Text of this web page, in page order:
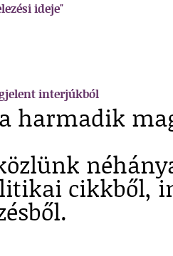
ideje"
interjúkból
harmadik
cikkből,